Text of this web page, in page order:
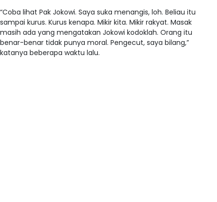
“Coba lihat Pak Jokowi. Saya suka menangis, loh. Beliau itu
sampai kurus. Kurus kenapa. Mikir kita. Mikir rakyat. Masak
masih ada yang mengatakan Jokowi kodoklah. Orang itu
benar-benar tidak punya moral. Pengecut, saya bilang,”
katanya beberapa waktu lalu.